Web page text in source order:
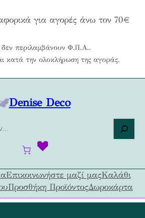
για αγορές άνω τον 70€
δεν περιλαμβάνουν Φ.Π.Α..
κατά την ολοκλήρωση της αγοράς.
Denise Deco
ή
τ
η
Επικοινωνήστε μαζί μαςΚαλάθι
Προσθήκη ΠροϊόντοςΔωροκάρτα